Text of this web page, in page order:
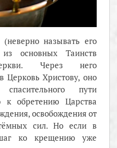
называть его
основных Таинств
Через него
Церковь Христову, оно
пути
к обретению Царства
освобождения от
сил. Но если в
ко крещению уже